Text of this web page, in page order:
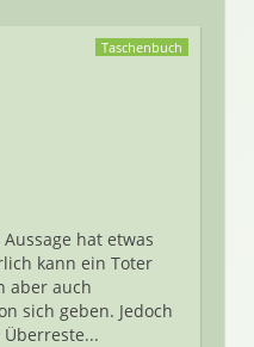
Taschenbuch
hat etwas
kann ein Toter
aber auch
sich geben. Jedoch